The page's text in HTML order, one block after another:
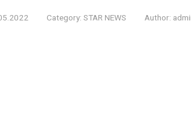
Category: STAR NEWS Author: